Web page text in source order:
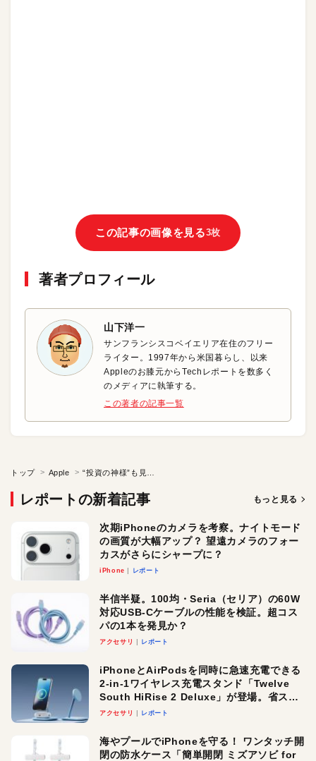
この記事の画像を見る3枚
著者プロフィール
山下洋一
サンフランシスコベイエリア在住のフリー
ライター。1997年から米国暮らし、以来
Appleのお膝元からTechレポートを数多く
のメディアに執筆する。
この著者の記事一覧
トップ Apple
レポートの新着記事 もっと見る
次期iPhoneのカメラを考察。ナイトモード
の画質が大幅アップ？ 望遠カメラのフォー
カスがさらにシャープに？
iPhone レポート
半信半疑。100均・Seria（セリア）の60W
対応USB-Cケーブルの性能を検証。超コス
パの1本を発見か？
アクセサリ レポート
iPhoneとAirPodsを同時に急速充電できる
2-in-1ワイヤレス充電スタンド「Twelve
South HiRise 2 Deluxe」が登場。省スペ
ースでおしゃれに充電したい人にオスス
アクセサリ レポート
海やプールでiPhoneを守る！ ワンタッチ開
閉の防水ケース「簡単開閉 ミズアソビ for